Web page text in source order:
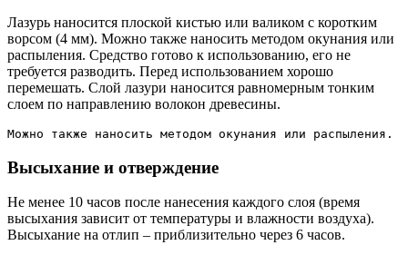
Лазурь наносится плоской кистью или валиком с коротким
ворсом (4 мм). Можно также наносить методом окунания или
распыления. Средство готово к использованию, его не
требуется разводить. Перед использованием хорошо
перемешать. Слой лазури наносится равномерным тонким
слоем по направлению волокон древесины.
Можно также наносить методом окунания или распыления.
Высыхание и отверждение
Не менее 10 часов после нанесения каждого слоя (время
высыхания зависит от температуры и влажности воздуха).
Высыхание на отлип – приблизительно через 6 часов.